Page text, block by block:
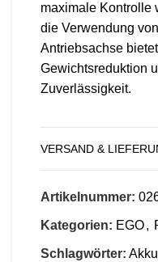
maximale Kontrolle
die Verwendung
Antriebsachse
Gewichtsreduktion
Zuverlässigkeit.
VERSAND &
Artikelnummer:
Kategorien: EGO,
Schlagwörter: